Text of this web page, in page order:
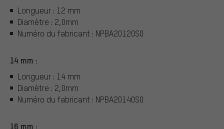
Longueur : 12 mm
Diamètre : 2,0mm
Numéro du fabricant : NPBA20120S0
14 mm :
Longueur : 14 mm
Diamètre : 2,0mm
Numéro du fabricant : NPBA20140S0
16 mm :